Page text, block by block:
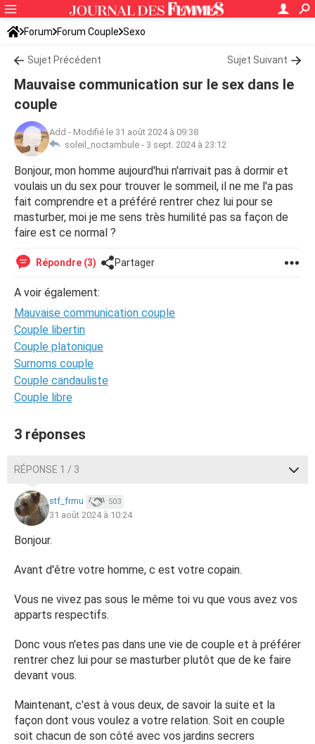
Forum Forum Couple Sexo
Sujet Précédent Sujet Suivant
Mauvaise communication sur le sex dans le
couple
Add - Modifié le 31 août 2024 à 09:38
soleil_noctambule - 3 sept. 2024 à 23:12
Bonjour, mon homme aujourd'hui n'arrivait pas à dormir et
voulais un du sex pour trouver le sommeil, il ne me l'a pas
fait comprendre et a préféré rentrer chez lui pour se
masturber, moi je me sens très humilité pas sa façon de
faire est ce normal ?
Répondre (3) Partager
A voir également:
Mauvaise communication couple
Couple libertin
Couple platonique
Surnoms couple
Couple candauliste
Couple libre
3 réponses
RÉPONSE 1 / 3
stf_frmu 503
31 août 2024 à 10:24
Bonjour.
Avant d'être votre homme, c est votre copain.
Vous ne vivez pas sous le même toi vu que vous avez vos
apparts respectifs.
Donc vous n'etes pas dans une vie de couple et à préférer
rentrer chez lui pour se masturber plutôt que de ke faire
devant vous.
Maintenant, c'est à vous deux, de savoir la suite et la
façon dont vous voulez a votre relation. Soit en couple
soit chacun de son côté avec vos jardins secrers